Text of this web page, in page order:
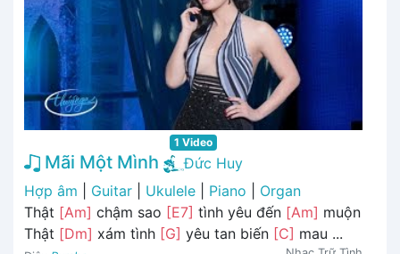
1 Video
Mãi Một Mình
Đức Huy
Hợp âm
Guitar Ukulele Piano
Organ
Thật [Am] chậm sao [E7] tình yêu đến [Am] muộn
Thật [Dm] xám tình [G] yêu tan biến [C] mau ...